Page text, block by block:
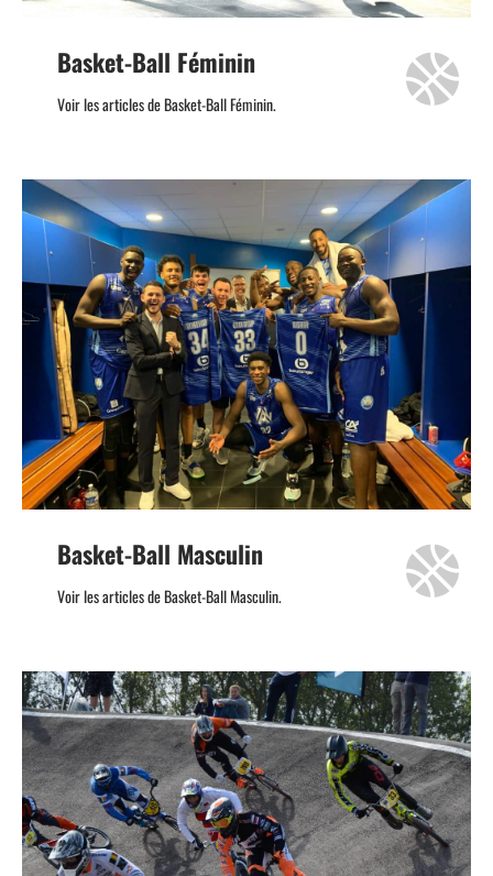
Basket-Ball Féminin
Voir les articles de Basket-Ball Féminin.
Basket-Ball Masculin
Voir les articles de Basket-Ball Masculin.